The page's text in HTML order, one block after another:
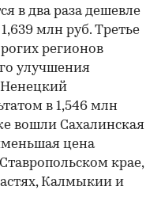
в два раза дешевле
млн руб. Третье
регионов
улучшения
в 1,546 млн
вошли Сахалинская
цена
крае,
Калмыкии и